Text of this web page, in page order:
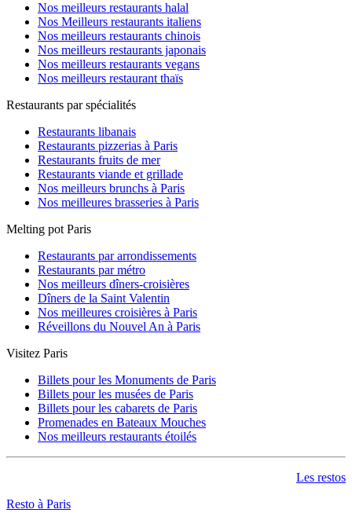
Nos meilleurs restaurants halal
Nos Meilleurs restaurants italiens
Nos meilleurs restaurants chinois
Nos meilleurs restaurants japonais
Nos meilleurs restaurants vegans
Nos meilleurs restaurant thaïs
Restaurants par spécialités
Restaurants libanais
Restaurants pizzerias à Paris
Restaurants fruits de mer
Restaurants viande et grillade
Nos meilleurs brunchs à Paris
Nos meilleures brasseries à Paris
Melting pot Paris
Restaurants par arrondissements
Restaurants par métro
Nos meilleurs dîners-croisières
Dîners de la Saint Valentin
Nos meilleures croisières à Paris
Réveillons du Nouvel An à Paris
Visitez Paris
Billets pour les Monuments de Paris
Billets pour les musées de Paris
Billets pour les cabarets de Paris
Promenades en Bateaux Mouches
Nos meilleurs restaurants étoilés
Les restos
Resto à Paris